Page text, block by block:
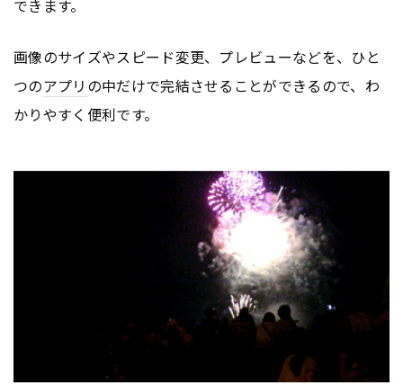
できます。
画像のサイズやスピード変更、プレビューなどを、ひと
つのアプリ の中だけで完結させることができるので、わ
かりやすく便利です。